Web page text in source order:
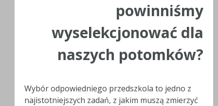
powinniśmy
wyselekcjonować dla
naszych potomków?
Wybór odpowiedniego przedszkola to jedno z
najistotniejszych zadań, z jakim muszą zmierzyć